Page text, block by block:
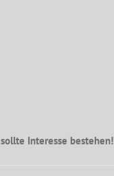
Interesse bestehen!